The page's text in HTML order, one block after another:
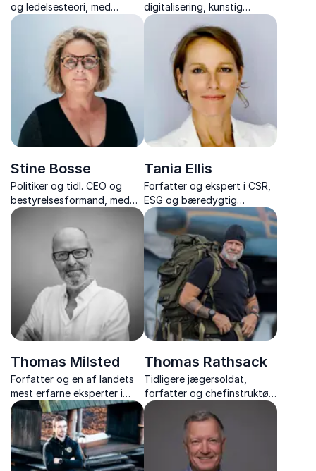
og ledelsesteori, med
inspirerende foredrag om
bæredygtighed, ledelse og
FN’s 17 verdensmål.
digitalisering, kunstig
intelligens og ledelse, der
deler viden og værktøjer til
succesfuld digital
transformation.
Stine Bosse
Politiker og tidl. CEO og
bestyrelsesformand, med
fokus på ansvar,
bæredygtighed og
menneskelige værdier.
Tania Ellis
Forfatter og ekspert i CSR,
ESG og bæredygtig
forretningsudvikling
Thomas Milsted
Forfatter og en af landets
mest erfarne eksperter i
stress, trivsel og
arbejdsglæde – med
tusindvis af foredrag og
flere bestsellere bag sig.
Thomas Rathsack
Tidligere jægersoldat,
forfatter og chefinstruktør i
TV 2-programmet
"Korpset", der inspirerer
med stærke foredrag om
attitude og high
performance.